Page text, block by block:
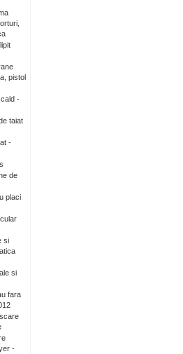
pistol
-
taiat
-
de
placi
si
si
fara
-